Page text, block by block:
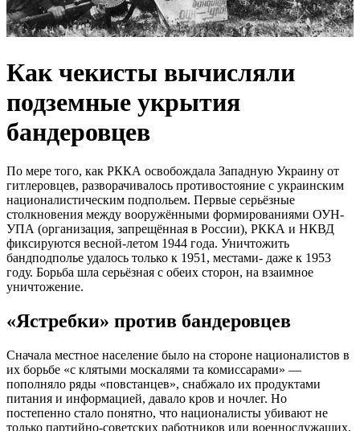
Как чекисты вычисляли
подземные укрытия
бандеровцев
По мере того, как РККА освобождала Западную Украину от
гитлеровцев, разворачивалось противостояние с украинским
националистическим подпольем. Первые серьёзные
столкновения между вооружёнными формированиями ОУН-
УПА (организация, запрещённая в России), РККА и НКВД
фиксируются весной-летом 1944 года. Уничтожить
бандподполье удалось только к 1951, местами- даже к 1953
году. Борьба шла серьёзная с обеих сторон, на взаимное
уничтожение.
«Ястребки» против бандеровцев
Сначала местное население было на стороне националистов в
их борьбе «с клятыми москалями та комиссарами» —
пополняло ряды «повстанцев», снабжало их продуктами
питания и информацией, давало кров и ночлег. Но
постепенно стало понятно, что националисты убивают не
только партийно-советских работников или военнослужащих,